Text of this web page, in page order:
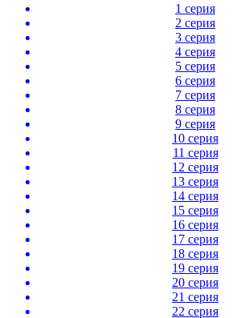
1 серия
2 серия
3 серия
4 серия
5 серия
6 серия
7 серия
8 серия
9 серия
10 серия
11 серия
12 серия
13 серия
14 серия
15 серия
16 серия
17 серия
18 серия
19 серия
20 серия
21 серия
22 серия